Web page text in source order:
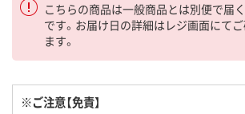
こちらの商品は一般商品とは別便で届
です。お届け日の詳細はレジ画面にて
ます。
※ご注意【免責】